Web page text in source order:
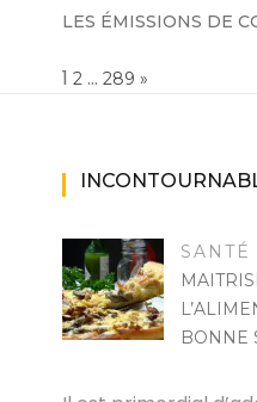
LES ÉMISSIONS DE
Page:
1 2 … 289 NEXT
»
SANTÉ
BONNE